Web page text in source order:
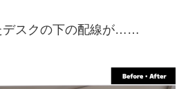
デスクの下の配線が……